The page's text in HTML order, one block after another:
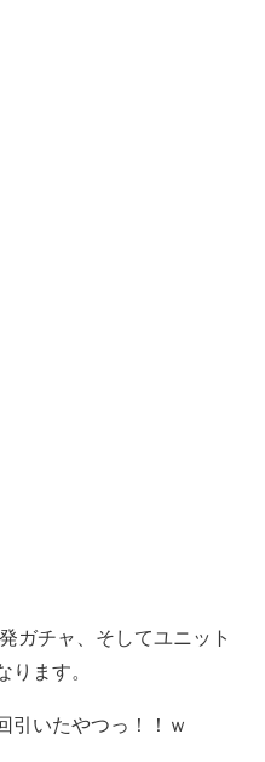
ガチャ、そしてユニット
ます。
いたやつっ！！ｗ